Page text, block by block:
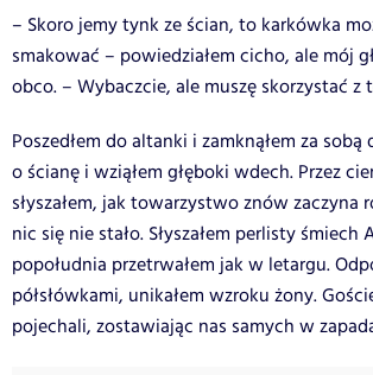
– Skoro jemy tynk ze ścian, to karkówka
smakować – powiedziałem cicho, ale mój
obco. – Wybaczcie, ale muszę skorzystać z
Poszedłem do altanki i zamknąłem za sobą
o ścianę i wziąłem głęboki wdech. Przez
słyszałem, jak towarzystwo znów zaczyna
nic się nie stało. Słyszałem perlisty śmiech
popołudnia przetrwałem jak w letargu.
półsłówkami, unikałem wzroku żony.
pojechali, zostawiając nas samych w